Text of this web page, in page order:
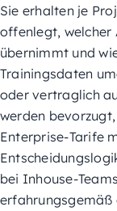
Sie erhalten je
offenlegt, welcher
übernimmt und
Trainingsdaten
oder vertraglich
werden
Enterprise-Tarife
bei Inhouse-